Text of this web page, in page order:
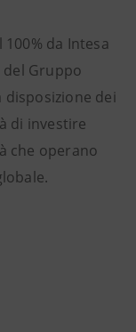
da Intesa
Gruppo
disposizione dei
di investire
che operano